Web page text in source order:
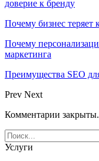
доверие к бренду
Почему бизнес теряет
Почему
маркетинга
Преимущества SEO
Prev Next
Комментарии закрыты.
Услуги